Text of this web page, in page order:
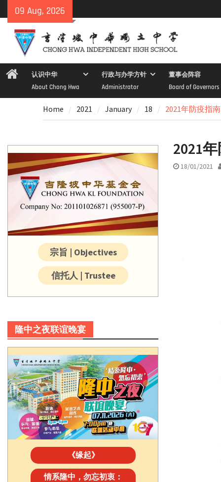
to
content
09 Aug, 2026
Home认识中华
About Chong Hwa
行政与办学方针
Administrator
董事会阵容
Board of Governors
Home 2021 January 18 2021年防疫指南
2021
18/01/2021
宗旨 | Objectives
信托人 | Trustee
隆中之夜联谊晚宴
《缘起》
情系隆中，勿忘初衷：